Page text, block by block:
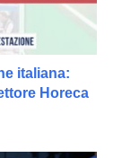
italiana:
Horeca